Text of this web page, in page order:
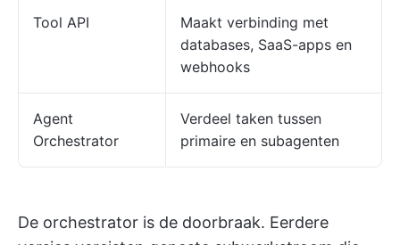
Tool API
Maakt verbinding met
databases, SaaS-apps en
webhooks
Agent
Orchestrator
Verdeel taken tussen
primaire en subagenten
De orchestrator is de doorbraak. Eerdere